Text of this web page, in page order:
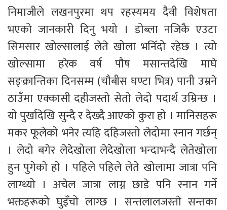
निमाजीले लखनपुरमा थप रहस्यमय दैवी विशेषता
भएको जानकारी दिनु भयो । डोब्ला नजिकै एउटा
सिमसार खोल्सालाई लेते खोला भनिँदो रहेछ । त्यो
खोल्सामा हरेक वर्ष पौष मसान्तदेखि माघे
सङ्क्रान्तिका दिनसम्म (चाैबीस घण्टा भित्र) पानी उम्रने
ठाउँमा एक्कासी दहीजस्तो सेतो लेदो पदार्थ उम्रिन्छ ।
यो पुर्खादेखि सुन्दै र देख्दै आएको कुरा हो । मानिसहरू
मकर फूलेको भनेर त्यहि दहिजस्तो लेदोमा स्नान गर्छन्
। लेदो बगेर लेदेखोला लेदेखोला भन्दाभन्दै लेतेखोला
हुन पुगेकाे हाे । पहिले पहिले लेते खोलामा जात्रा पनि
लाग्थ्यो । अचेल जात्रा लाग्न छाडे पनि स्नान गर्ने
भक्तहरूको घुइँचो लाग्छ । सन्तलालजस्ताे सन्तका